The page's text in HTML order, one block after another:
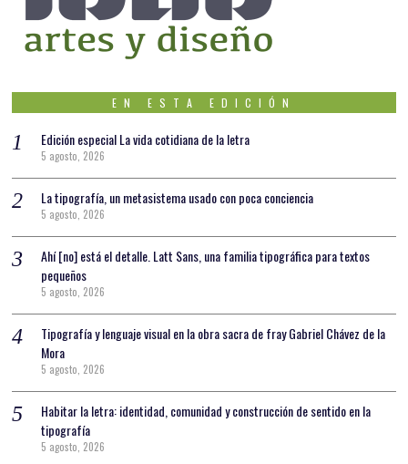
EN ESTA EDICIÓN
Edición especial La vida cotidiana de la letra
5 agosto, 2026
La tipografía, un metasistema usado con poca conciencia
5 agosto, 2026
Ahí [no] está el detalle. Latt Sans, una familia tipográfica para textos
pequeños
5 agosto, 2026
Tipografía y lenguaje visual en la obra sacra de fray Gabriel Chávez de la
Mora
5 agosto, 2026
Habitar la letra: identidad, comunidad y construcción de sentido en la
tipografía
5 agosto, 2026